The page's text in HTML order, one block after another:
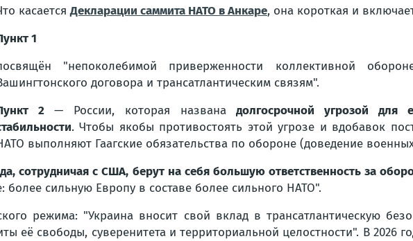
касаетсяДекларации саммита НАТО в Анкаре, она короткая и
1
"непоколебимой приверженности коллективной
договора и трансатлантическим связям".
2— России, которая названадолгосрочной угрозой для
. Чтобы якобы противостоять этой угрозе и вдобавок
выполняют Гаагские обязательства по обороне (доведение
сотрудничая с США, берут на себя большую ответственность за
сильную Европу в составе более сильного НАТО".
режима: "Украина вносит свой вклад в трансатлантическую
её свободы, суверенитета и территориальной целостности". В 2026